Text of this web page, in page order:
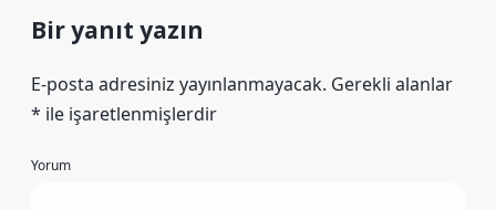
Bir yanıt yazın
E-posta adresiniz yayınlanmayacak. Gerekli alanlar
* ile işaretlenmişlerdir
Yorum